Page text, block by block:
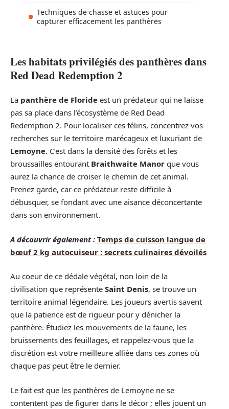
Techniques de chasse et astuces pour
capturer efficacement les panthères
Les habitats privilégiés des panthères dans
Red Dead Redemption 2
La panthère de Floride est un prédateur qui ne laisse
pas sa place dans l’écosystème de Red Dead
Redemption 2. Pour localiser ces félins, concentrez vos
recherches sur le territoire marécageux et luxuriant de
Lemoyne. C’est dans la densité des forêts et les
broussailles entourant Braithwaite Manor que vous
aurez la chance de croiser le chemin de cet animal.
Prenez garde, car ce prédateur reste difficile à
débusquer, se fondant avec une aisance déconcertante
dans son environnement.
A découvrir également : Temps de cuisson langue de
bœuf 2 kg autocuiseur : secrets culinaires dévoilés
Au coeur de ce dédale végétal, non loin de la
civilisation que représente Saint Denis, se trouve un
territoire animal légendaire. Les joueurs avertis savent
que la patience est de rigueur pour y dénicher la
panthère. Étudiez les mouvements de la faune, les
bruissements des feuillages, et rappelez-vous que la
discrétion est votre meilleure alliée dans ces zones où
chaque pas peut être le dernier.
Le fait est que les panthères de Lemoyne ne se
contentent pas de figurer dans le décor ; elles jouent un